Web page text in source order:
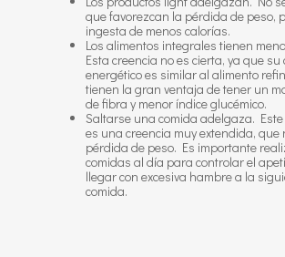
que favorezcan la pérdida de peso,
ingesta de menos calorías.
Los alimentos integrales tienen
Esta creencia no es cierta, ya que
energético es similar al alimento
tienen la gran ventaja de tener un
de fibra y menor índice glucémico.
Saltarse una comida adelgaza.
es una creencia muy extendida, que
pérdida de peso. Es importante
comidas al día para controlar el
llegar con excesiva hambre a la
comida.